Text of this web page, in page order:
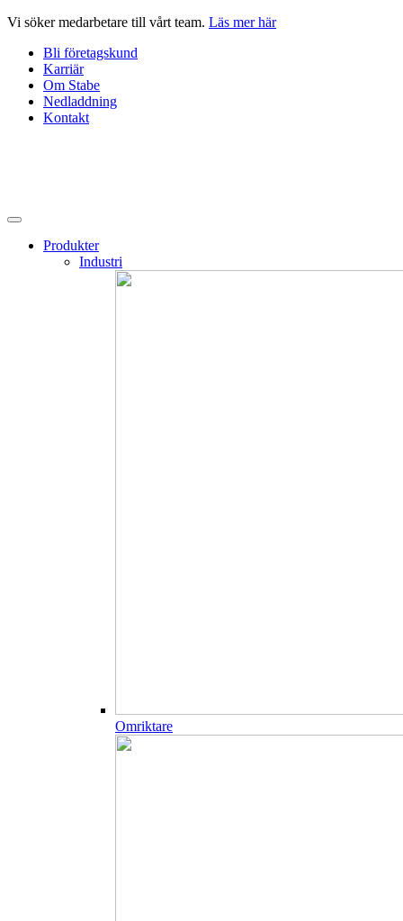
Hoppa
innehåll
Vi söker medarbetare till vårt team. Läs mer här
Bli företagskund
Karriär
Om Stabe
Nedladdning
Kontakt
Produkter
Industri
Omriktare